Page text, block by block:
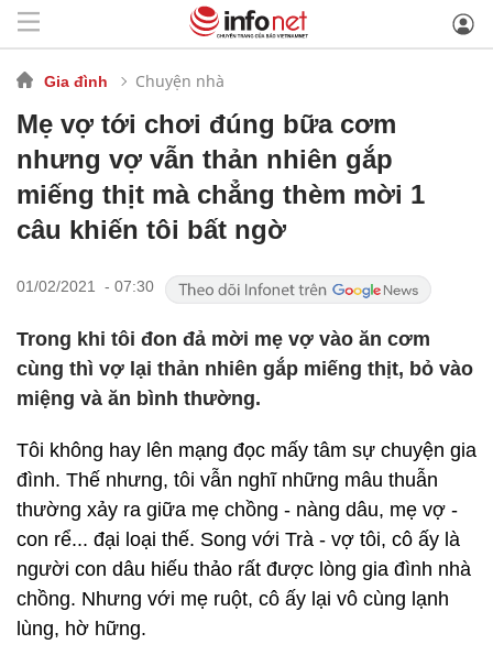
Gia đình Chuyện nhà
Mẹ vợ tới chơi đúng bữa cơm
nhưng vợ vẫn thản nhiên gắp
miếng thịt mà chẳng thèm mời 1
câu khiến tôi bất ngờ
01/02/2021 - 07:30
Trong khi tôi đon đả mời mẹ vợ vào ăn cơm
cùng thì vợ lại thản nhiên gắp miếng thịt, bỏ vào
miệng và ăn bình thường.
Tôi không hay lên mạng đọc mấy tâm sự chuyện gia
đình. Thế nhưng, tôi vẫn nghĩ những mâu thuẫn
thường xảy ra giữa mẹ chồng - nàng dâu, mẹ vợ -
con rể... đại loại thế. Song với Trà - vợ tôi, cô ấy là
người con dâu hiếu thảo rất được lòng gia đình nhà
chồng. Nhưng với mẹ ruột, cô ấy lại vô cùng lạnh
lùng, hờ hững.